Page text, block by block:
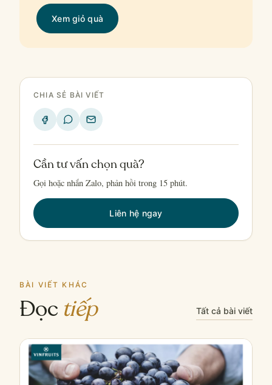
Xem giỏ quà
CHIA SẺ BÀI VIẾT
Cần tư vấn chọn quà?
Gọi hoặc nhắn Zalo, phản hồi trong 15 phút.
Liên hệ ngay
BÀI VIẾT KHÁC
Đọc tiếp Tất cả bài viết